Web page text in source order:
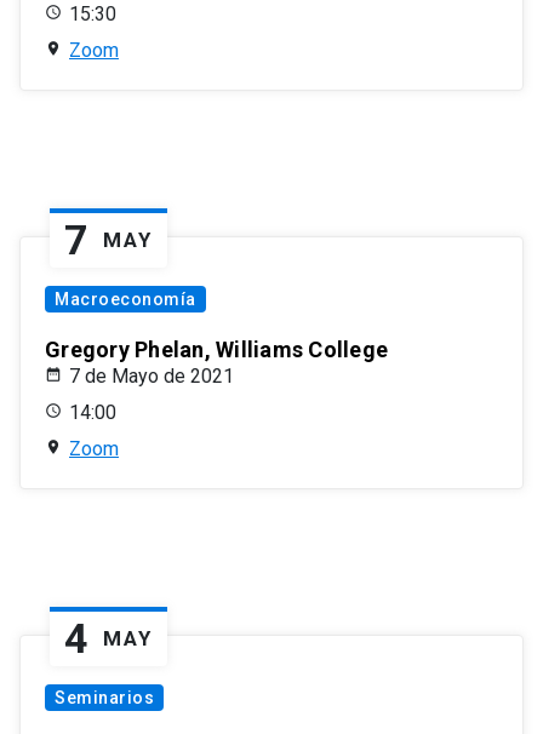
15:30
Zoom
7 MAY
Macroeconomía
Gregory Phelan, Williams College
7 de Mayo de 2021
14:00
Zoom
4 MAY
Seminarios